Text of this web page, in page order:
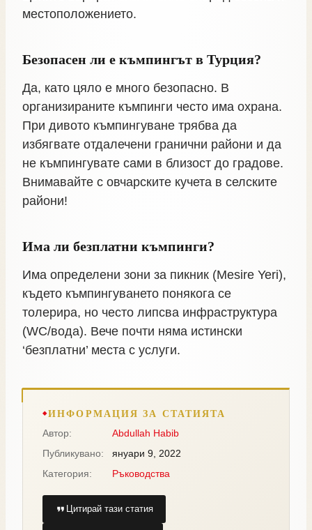
местоположението.
Безопасен ли е къмпингът в Турция?
Да, като цяло е много безопасно. В
организираните къмпинги често има охрана.
При дивото къмпингуване трябва да
избягвате отдалечени гранични райони и да
не къмпингувате сами в близост до градове.
Внимавайте с овчарските кучета в селските
райони!
Има ли безплатни къмпинги?
Има определени зони за пикник (Mesire Yeri),
където къмпингуването понякога се
толерира, но често липсва инфраструктура
(WC/вода). Вече почти няма истински
‘безплатни’ места с услуги.
ИНФОРМАЦИЯ ЗА СТАТИЯТА
Автор:
Abdullah Habib
Публикувано:
януари 9, 2022
Категория:
Ръководства
Цитирай тази статия